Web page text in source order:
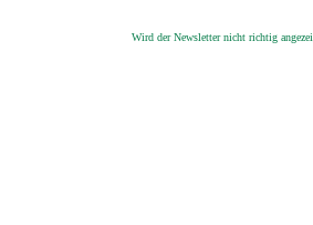
Wird der Newsletter nicht richtig